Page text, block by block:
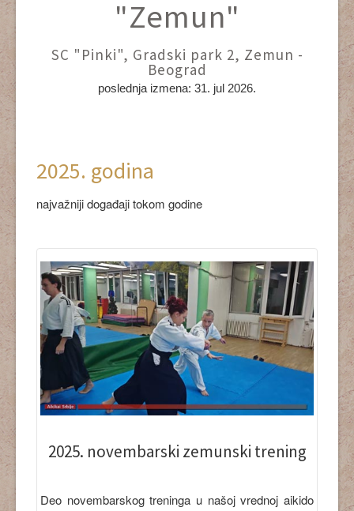
"Zemun"
SC "Pinki", Gradski park 2, Zemun -
Beograd
poslednja izmena: 31. jul 2026.
2025. godina
najvažniji događaji tokom godine
2025. novembarski zemunski trening
Deo novembarskog treninga u našoj vrednoj aikido